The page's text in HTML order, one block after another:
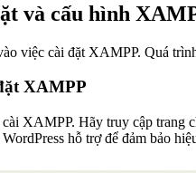
và cấu hình
việc cài đặt XAMPP. Quá
XAMPP
XAMPP. Hãy truy cập trang
hỗ trợ để đảm bảo